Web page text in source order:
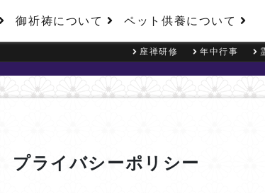
御祈祷について ペット供養について
座禅研修 年中行事
プライバシーポリシー